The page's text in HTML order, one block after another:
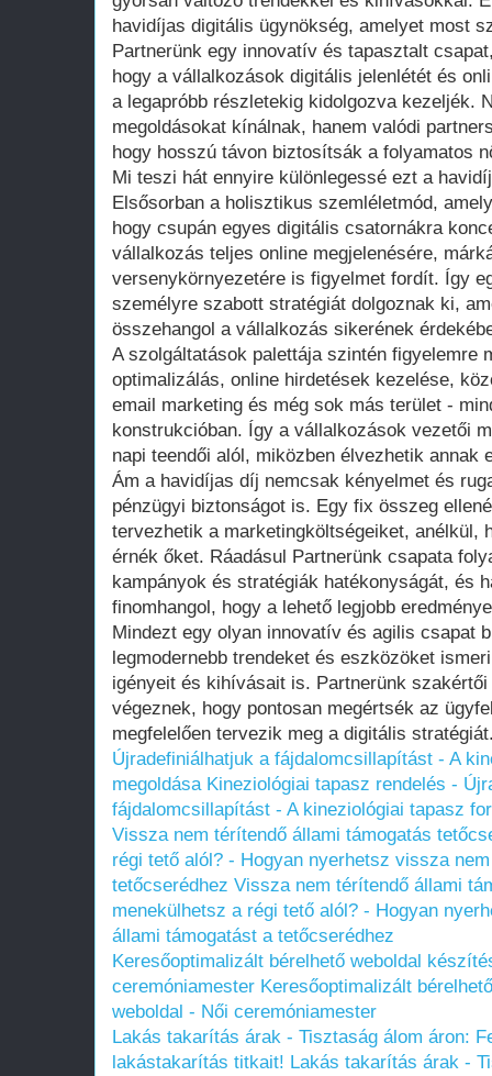
havidíjas digitális ügynökség, amelyet most
Partnerünk egy innovatív és tapasztalt
hogy a vállalkozások digitális jelenlétét és
a legapróbb részletekig kidolgozva kezeljék.
megoldásokat kínálnak, hanem valódi
hogy hosszú távon biztosítsák a folyamatos
Mi teszi hát ennyire különlegessé ezt a
Elsősorban a holisztikus szemléletmód,
hogy csupán egyes digitális csatornákra
vállalkozás teljes online megjelenésére,
versenykörnyezetére is figyelmet fordít. Így
személyre szabott stratégiát dolgoznak ki,
összehangol a vállalkozás sikerének
A szolgáltatások palettája szintén figyelemre
optimalizálás, online hirdetések kezelése,
email marketing és még sok más terület -
konstrukcióban. Így a vállalkozások vezetői
napi teendői alól, miközben élvezhetik annak
Ám a havidíjas díj nemcsak kényelmet és
pénzügyi biztonságot is. Egy fix összeg
tervezhetik a marketingköltségeiket, anélkül,
érnék őket. Ráadásul Partnerünk csapata
kampányok és stratégiák hatékonyságát, és
finomhangol, hogy a lehető legjobb
Mindezt egy olyan innovatív és agilis csapat
legmodernebb trendeket és eszközöket
igényeit és kihívásait is. Partnerünk
végeznek, hogy pontosan megértsék az
megfelelően tervezik meg a digitális
Újradefiniálhatjuk a fájdalomcsillapítást - A
megoldása Kineziológiai tapasz rendelés -
fájdalomcsillapítást - A kineziológiai tapasz
Vissza nem térítendő állami támogatás
régi tető alól? - Hogyan nyerhetsz vissza
tetőcserédhez Vissza nem térítendő állami
menekülhetsz a régi tető alól? - Hogyan
állami támogatást a tetőcserédhez
Keresőoptimalizált bérelhető weboldal
ceremóniamester Keresőoptimalizált
weboldal - Női ceremóniamester
Lakás takarítás árak - Tisztaság álom áron:
lakástakarítás titkait! Lakás takarítás árak -